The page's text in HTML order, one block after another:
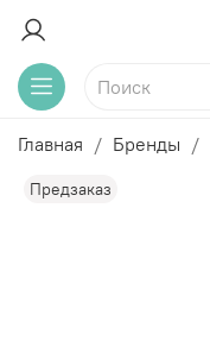
Главная Бренды
Предзаказ